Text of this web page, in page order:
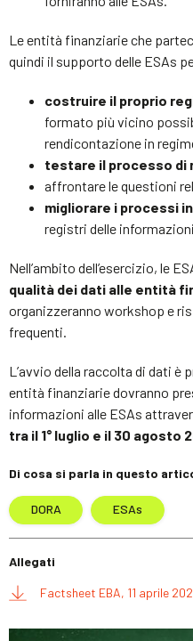
Le entità finanziarie che
quindi il supporto delle ESAs
costruire il proprio
formato più vicino
rendicontazione in
testare il processo di
affrontare le questioni
migliorare i processi
registri delle
Nell’ambito dell’esercizio, le
qualità dei dati alle entità
organizzeranno workshop e
frequenti.
L’avvio della raccolta di dati è
entità finanziarie dovranno
informazioni alle ESAs
tra il 1° luglio e il 30 agosto
Di cosa si parla in questo
DORA ESAs
Allegati
Factsheet EBA, 11 aprile